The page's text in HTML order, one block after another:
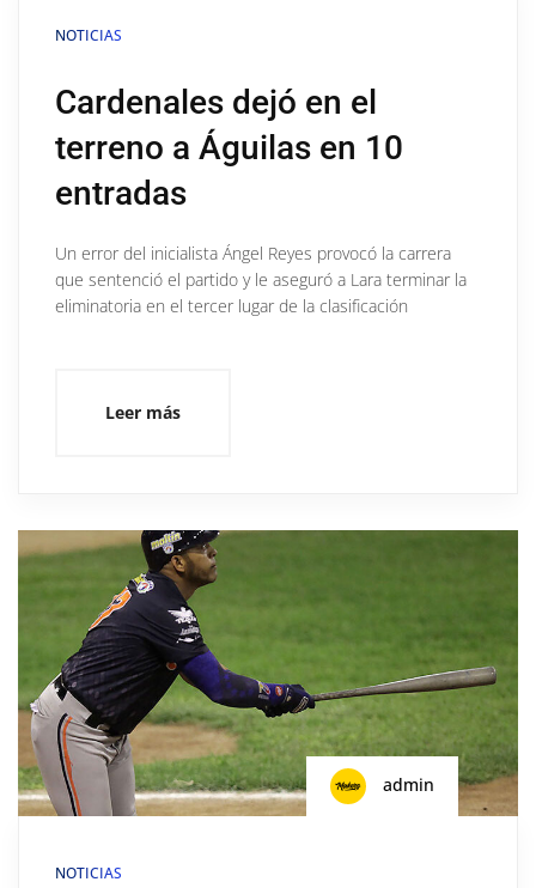
NOTICIAS
Cardenales dejó en el
terreno a Águilas en 10
entradas
Un error del inicialista Ángel Reyes provocó la carrera
que sentenció el partido y le aseguró a Lara terminar la
eliminatoria en el tercer lugar de la clasificación
Leer más
admin
NOTICIAS